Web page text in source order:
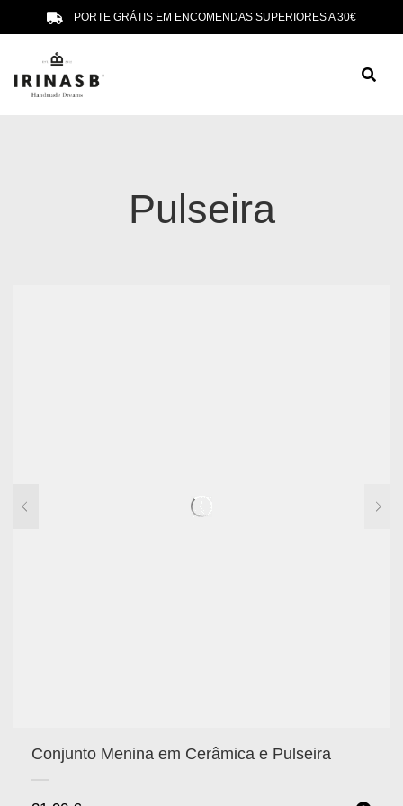
PORTE GRÁTIS EM ENCOMENDAS SUPERIORES A 30€
Pulseira
Conjunto Menina em Cerâmica e Pulseira